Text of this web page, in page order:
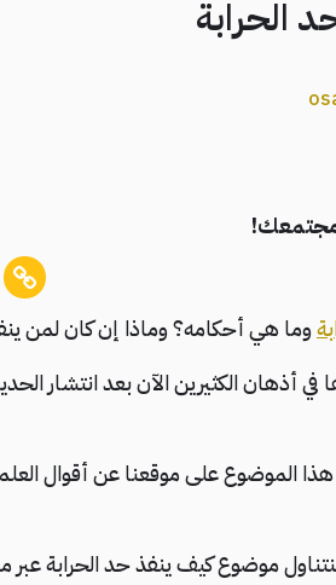
الحرابة
مجتمعك!
وما هي أحكامه؟ وماذا إن كان لمن
في أذهان الكثيرين الآن بعد انتشار
الموضوع على موقعنا عن أقوال
موضوع كيف ينفذ حد الحرابة عبر